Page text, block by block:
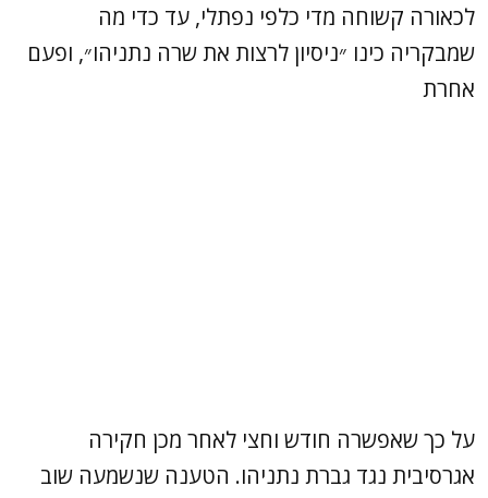
לכאורה קשוחה מדי כלפי נפתלי, עד כדי מה
שמבקריה כינו ״ניסיון לרצות את שרה נתניהו״, ופעם
אחרת
על כך שאפשרה חודש וחצי לאחר מכן חקירה
אגרסיבית נגד גברת נתניהו. הטענה שנשמעה שוב